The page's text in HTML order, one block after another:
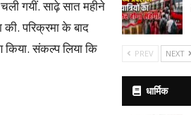
गयीं. साढ़े सात महीने
की. परिक्रमा के बाद
किया. संकल्प लिया कि
PREV NEXT
धार्मिक